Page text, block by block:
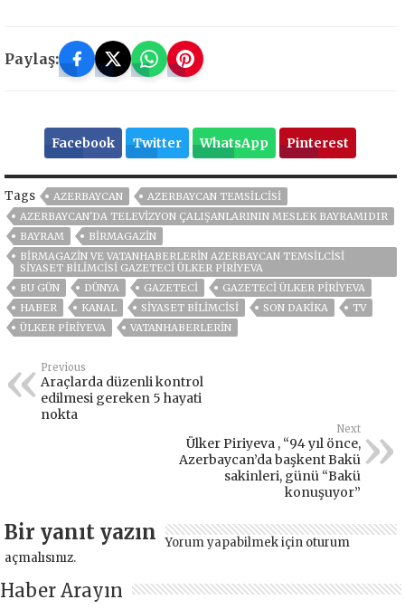
Paylaş:
Facebook Twitter WhatsApp Pinterest
Tags AZERBAYCAN
AZERBAYCAN TEMSILCISI
AZERBAYCAN'DA TELEVIZYON ÇALIŞANLARININ MESLEK BAYRAMIDIR
BAYRAM
BIRMAGAZIN
BIRMAGAZIN VE VATANHABERLERIN AZERBAYCAN TEMSILCISI
SIYASET BILIMCISI GAZETECI ÜLKER PIRIYEVA
BU GÜN
DÜNYA GAZETECİ
GAZETECI ÜLKER PİRİYEVA
HABER
KANAL SIYASET BILIMCISI SON DAKIKA
TV
ÜLKER PIRIYEVA
VATANHABERLERİN
Previous
Araçlarda düzenli kontrol
edilmesi gereken 5 hayati
nokta
Next
Ülker Piriyeva , “94 yıl önce,
Azerbaycan’da başkent Bakü
sakinleri, günü “Bakü
konuşuyor”
Bir yanıt yazın Yorum yapabilmek için oturum
açmalısınız.
Haber Arayın